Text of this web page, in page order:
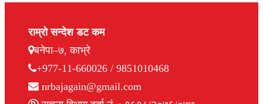
राम्रो सन्देश डट कम
बनेपा–७, काभ्रे
+977-11-660026 / 9851010468
nrbajagain@gmail.com